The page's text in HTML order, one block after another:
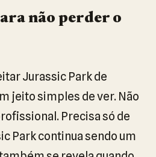
não perder o
Jurassic Park de
jeito simples de ver. Não
Precisa só de
Park continua sendo um